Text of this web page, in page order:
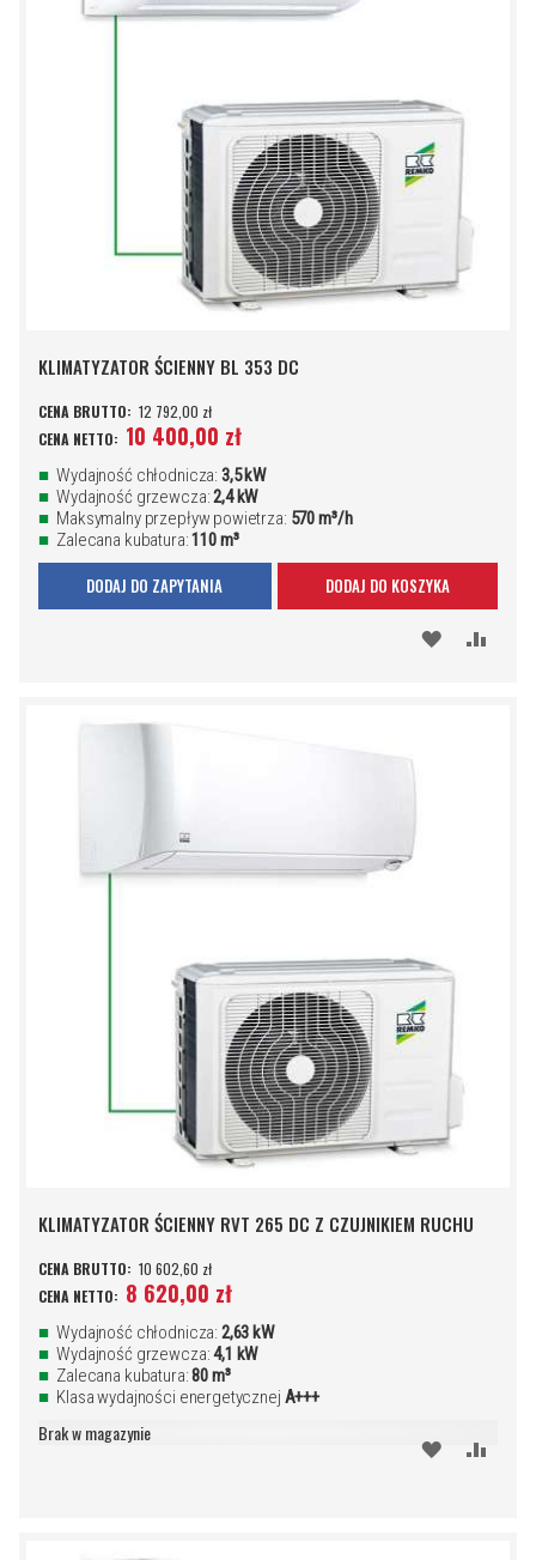
KLIMATYZATOR ŚCIENNY BL 353 DC
12 792,00 zł
10 400,00 zł
Wydajność chłodnicza: 3,5 kW
Wydajność grzewcza:2,4 kW
Maksymalny przepływ powietrza: 570 m³/h
Zalecana kubatura:110 m³
DODAJ DO KOSZYKA
DODAJ DO ZAPYTANIA
DODAJ
KLIMATYZATOR ŚCIENNY RVT 265 DC Z CZUJNIKIEM RUCHU
10 602,60 zł
8 620,00 zł
Wydajność chłodnicza: 2,63 kW
Wydajność grzewcza:4,1 kW
Zalecana kubatura:80 m³
Klasa wydajności energetycznej A+++
Brak w magazynie
DODAJ